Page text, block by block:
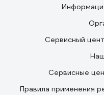
Сервисный
Сервисные
Правила применения